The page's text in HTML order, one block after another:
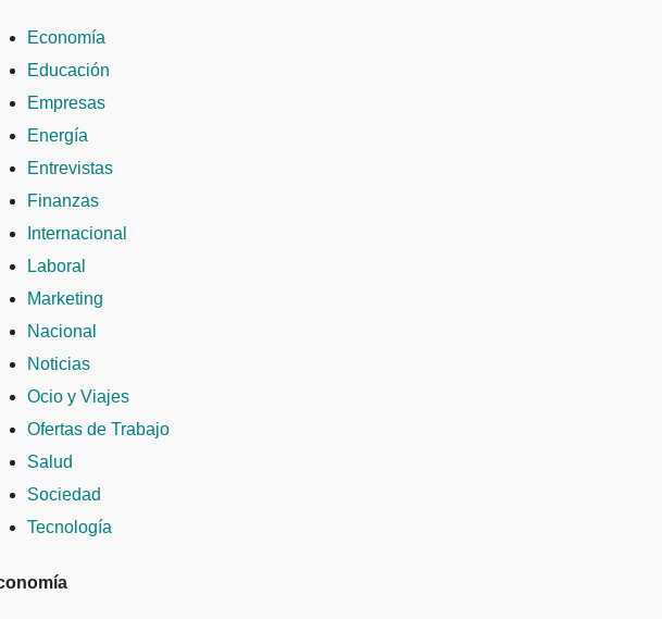
Economía
Educación
Empresas
Energía
Entrevistas
Finanzas
Internacional
Laboral
Marketing
Nacional
Noticias
Ocio y Viajes
Ofertas de Trabajo
Salud
Sociedad
Tecnología